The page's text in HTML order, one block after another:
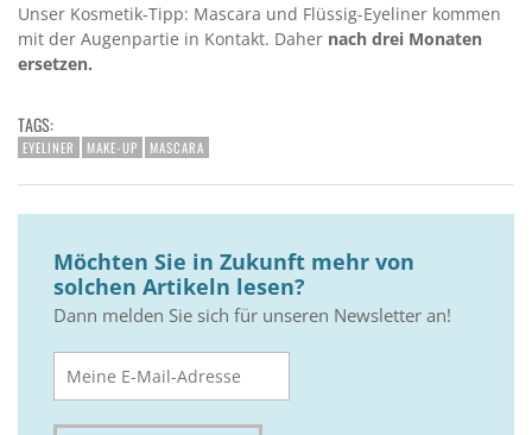
Unser Kosmetik-Tipp: Mascara und Flüssig-Eyeliner kommen
mit der Augenpartie in Kontakt. Daher nach drei Monaten
ersetzen.
TAGS:
EYELINER MAKE-UP MASCARA
Möchten Sie in Zukunft mehr von
solchen Artikeln lesen?
Dann melden Sie sich für unseren Newsletter an!